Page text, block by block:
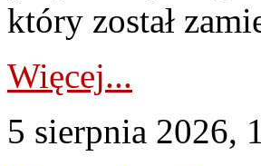
który został
Więcej...
5 sierpnia 2026,